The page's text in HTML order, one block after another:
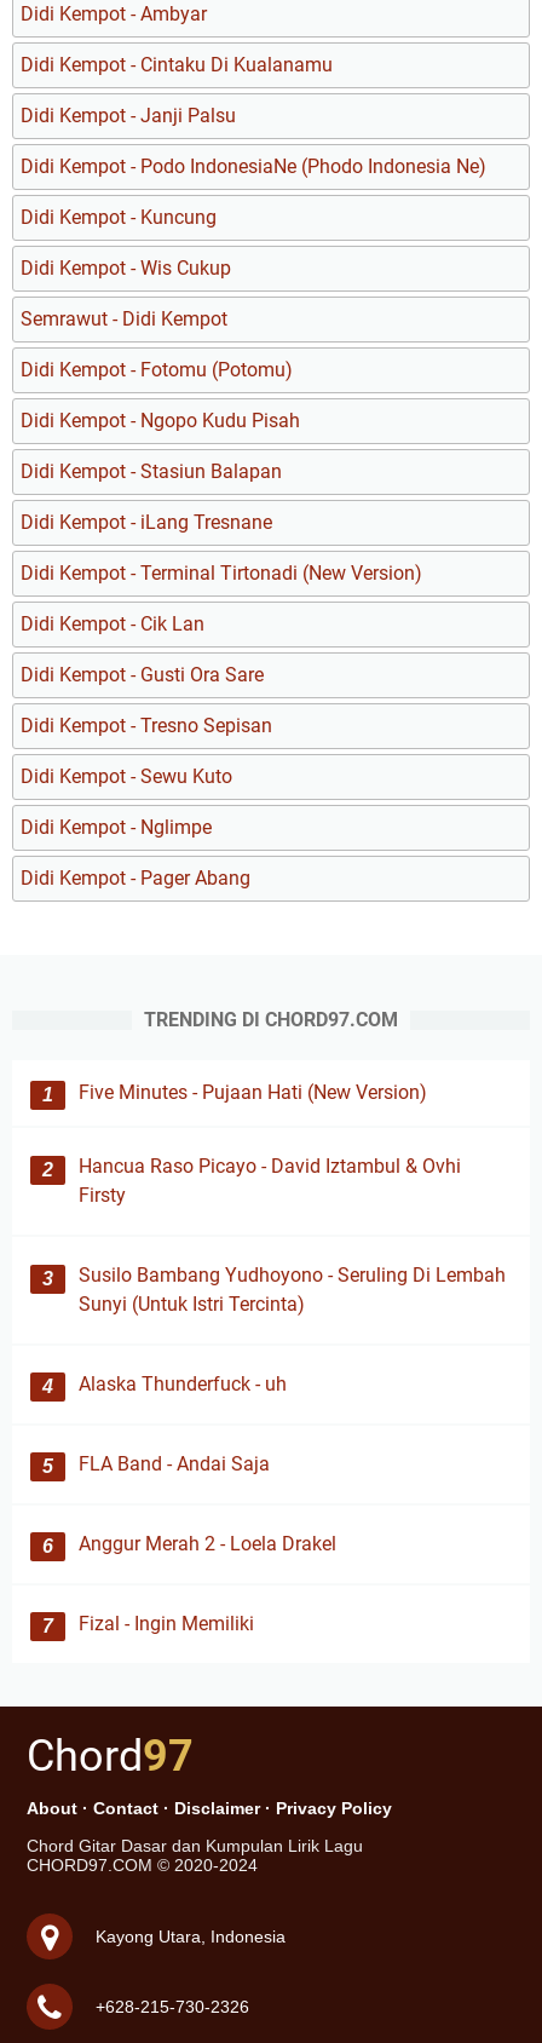
Didi Kempot - Ambyar
Didi Kempot - Cintaku Di Kualanamu
Didi Kempot - Janji Palsu
Didi Kempot - Podo IndonesiaNe (Phodo Indonesia Ne)
Didi Kempot - Kuncung
Didi Kempot - Wis Cukup
Semrawut - Didi Kempot
Didi Kempot - Fotomu (Potomu)
Didi Kempot - Ngopo Kudu Pisah
Didi Kempot - Stasiun Balapan
Didi Kempot - iLang Tresnane
Didi Kempot - Terminal Tirtonadi (New Version)
Didi Kempot - Cik Lan
Didi Kempot - Gusti Ora Sare
Didi Kempot - Tresno Sepisan
Didi Kempot - Sewu Kuto
Didi Kempot - Nglimpe
Didi Kempot - Pager Abang
TRENDING DI CHORD97.COM
Five Minutes - Pujaan Hati (New Version)
Hancua Raso Picayo - David Iztambul & Ovhi
Firsty
Susilo Bambang Yudhoyono - Seruling Di Lembah
Sunyi (Untuk Istri Tercinta)
Alaska Thunderfuck - uh
FLA Band - Andai Saja
Anggur Merah 2 - Loela Drakel
Fizal - Ingin Memiliki
Chord97
About · Contact · Disclaimer· Privacy Policy
Chord Gitar Dasar dan Kumpulan Lirik Lagu
CHORD97.COM © 2020-2024
Kayong Utara, Indonesia
+628-215-730-2326